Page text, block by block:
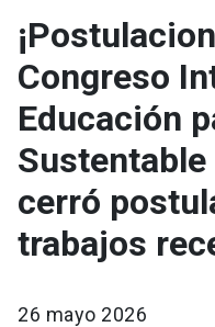
Congreso
Educación
Sustentable
cerró
trabajos
26 mayo 2026